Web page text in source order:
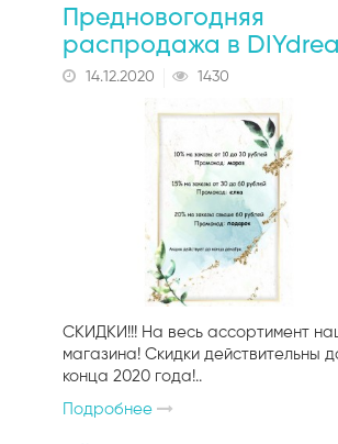
рисунком
Сахарные тычинки
Тычинки с блёстками
Матовые тычинки
Глянцевые тычинки
Фигурные дыроколы
Флок-пудра
Предновогодняя
распродажа в
14.12.2020 1430
СКИДКИ!!! На весь ассортимент
магазина! Скидки действительны
конца 2020 года!..
Подробнее